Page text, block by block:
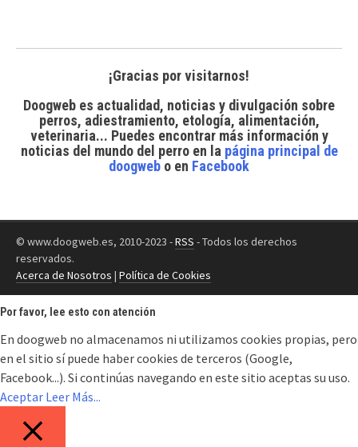
¡Gracias por visitarnos!
Doogweb es actualidad, noticias y divulgación sobre
perros, adiestramiento, etología, alimentación,
veterinaria... Puedes encontrar más información y
noticias del mundo del perroen la página principal de
doogweb o en Facebook
© www.doogweb.es, 2010-2023 -RSS - Todos los derechos
reservados.
Acerca de Nosotros | Política de Cookies
Por favor, lee esto con atención
En doogweb no almacenamos ni utilizamos cookies propias, pero
en el sitio sí puede haber cookies de terceros (Google,
Facebook...). Si continúas navegando en este sitio aceptas su uso.
Aceptar Leer Más...